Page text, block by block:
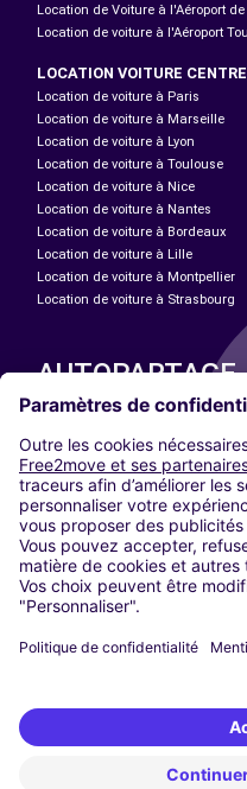
Location de Voiture à l'Aéroport
Location de voiture à l'Aéroport
LOCATION VOITURE
Location de voiture à Paris
Location de voiture à Marseille
Location de voiture à Lyon
Location de voiture à Toulouse
Location de voiture à Nice
Location de voiture à Nantes
Location de voiture à Bordeaux
Location de voiture à Lille
Location de voiture à Montpellier
Location de voiture à Strasbourg
AUTOPARTAGE
Paris
Madrid
Washington DC
Milan
Rome
Turin
Vienne
Berlin
Düsseldorf